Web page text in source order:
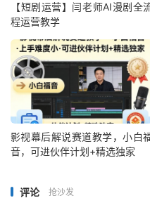
【短剧运营】闫老师AI漫剧全
程运营教学
影视幕后解说赛道教学，小白
音，可进伙伴计划+精选独家
评论 抢沙发